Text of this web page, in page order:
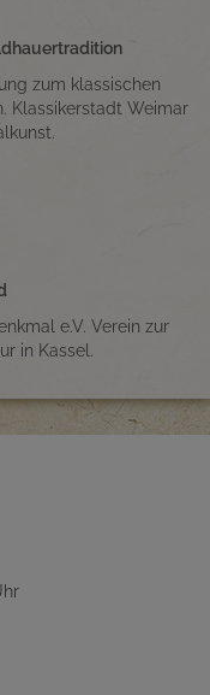
zum klassischen
Klassikerstadt Weimar
e.V. Verein zur
in Kassel.